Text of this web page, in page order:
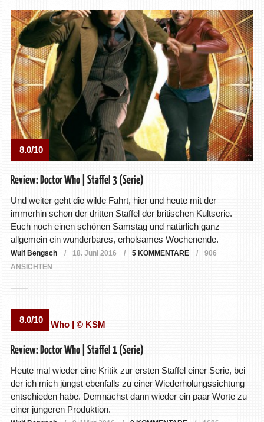
8.0/10
Review: Doctor Who | Staffel 3 (Serie)
Und weiter geht die wilde Fahrt, hier und heute mit der
immerhin schon der dritten Staffel der britischen Kultserie.
Euch noch einen schönen Samstag und natürlich ganz
allgemein ein wunderbares, erholsames Wochenende.
Wulf Bengsch 18. Juni 2016 5 KOMMENTARE
906
ANSICHTEN
8.0/10
Review: Doctor Who | Staffel 1 (Serie)
Heute mal wieder eine Kritik zur ersten Staffel einer Serie, bei
der ich mich jüngst ebenfalls zu einer Wiederholungssichtung
entschieden habe. Demnächst dann wieder ein paar Worte zu
einer jüngeren Produktion.